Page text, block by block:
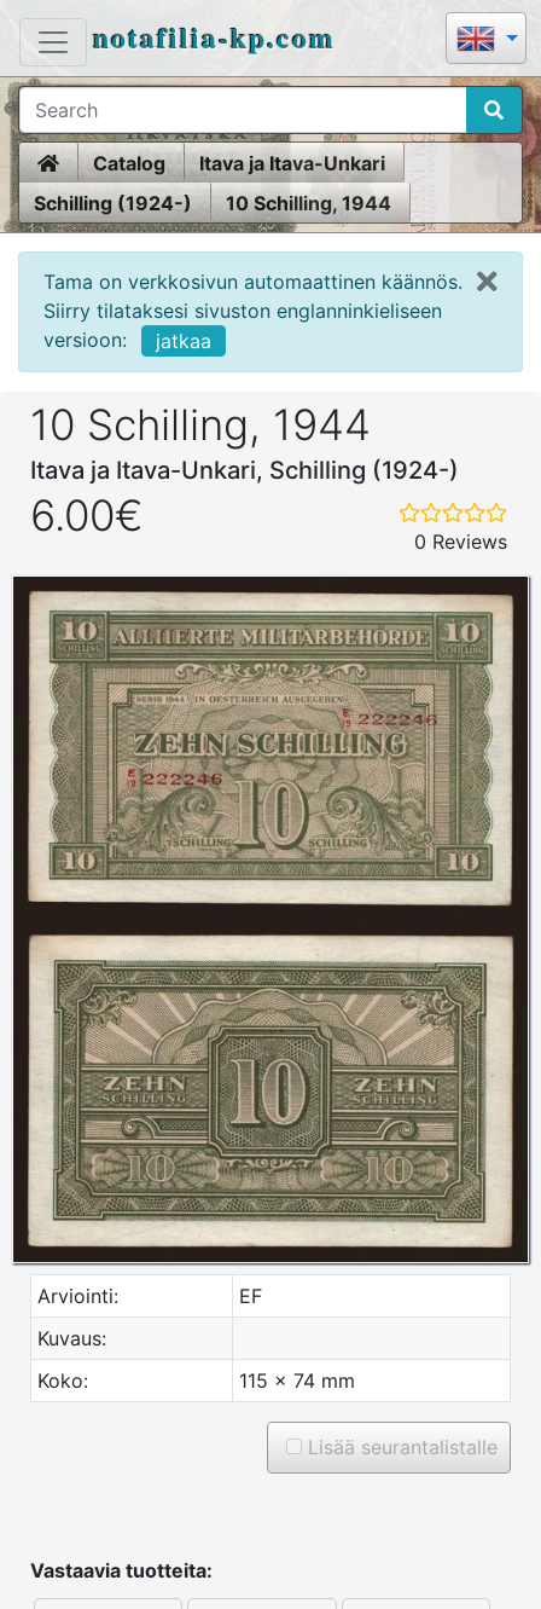
notafilia-kp.com
HomeCatalog
Itava ja Itava-Unkari
Schilling (1924-)
10 Schilling, 1944
Tama on verkkosivun automaattinen käännös.
Siirry tilataksesi sivuston englanninkieliseen
versioon:
jatkaa
10 Schilling, 1944
Itava ja Itava-Unkari, Schilling (1924-)
6.00€
0 Reviews
Arviointi:
EF
Kuvaus:
Koko:
115 x 74 mm
Lisää seurantalistalle
Vastaavia tuotteita: